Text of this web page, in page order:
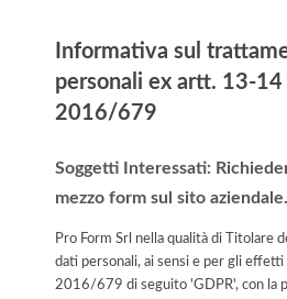
Informativa sul
personali ex artt. 13-14
2016/679
Soggetti Interessati:
mezzo form sul sito aziendale.
Pro Form Srl nella qualità di Titolare
dati personali, ai sensi e per gli effetti
2016/679 di seguito 'GDPR', con la